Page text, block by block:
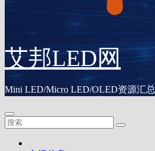
艾邦LED网
Mini LED/Micro LED/OLED资源汇总